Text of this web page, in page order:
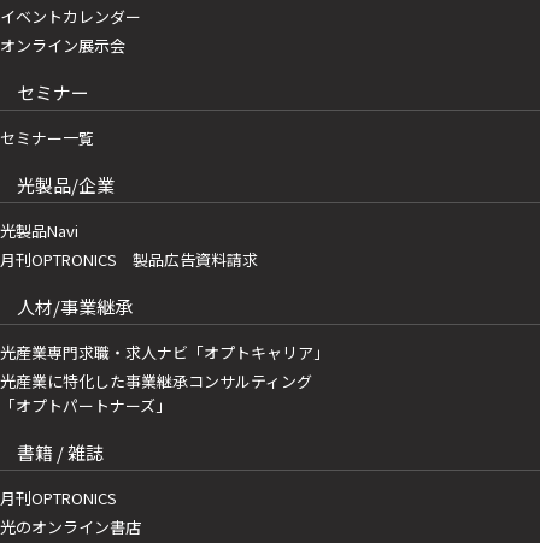
イベントカレンダー
オンライン展示会
セミナー
セミナー一覧
光製品/企業
光製品Navi
月刊OPTRONICS 製品広告資料請求
人材/事業継承
光産業専門求職・求人ナビ「オプトキャリア」
光産業に特化した事業継承コンサルティング
「オプトパートナーズ」
書籍 / 雑誌
月刊OPTRONICS
光のオンライン書店